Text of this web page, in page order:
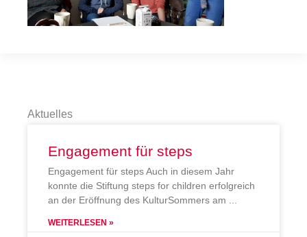
Aktuelles
Engagement für steps
Engagement für steps Auch in diesem Jahr
konnte die Stiftung steps for children erfolgreich
an der Eröffnung des KulturSommers am
WEITERLESEN »